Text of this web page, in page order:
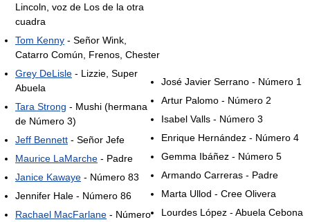
Lincoln, voz de Los de la otra
cuadra
Tom Kenny - Señor Wink,
Catarro Común, Frenos, Chester
Grey DeLisle - Lizzie, Super
Abuela
Tara Strong - Mushi (hermana
de Número 3)
Jeff Bennett - Señor Jefe
Maurice LaMarche - Padre
Janice Kawaye - Número 83
Jennifer Hale - Número 86
Rachael MacFarlane - Número
José Javier Serrano - Número 1
Artur Palomo - Número 2
Isabel Valls - Número 3
Enrique Hernández - Número 4
Gemma Ibáñez - Número 5
Armando Carreras - Padre
Marta Ullod - Cree Olivera
Lourdes López - Abuela Cebona